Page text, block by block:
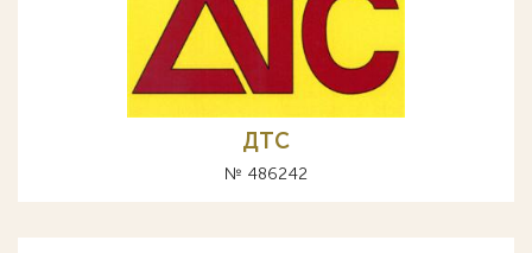
ДТС
№ 486242